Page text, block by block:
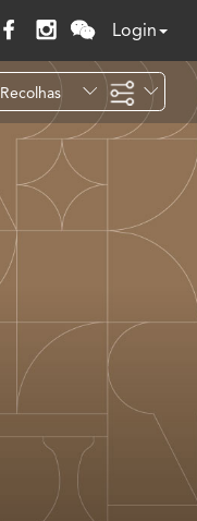
Login
Recolhas
Temáticas
Todo o site